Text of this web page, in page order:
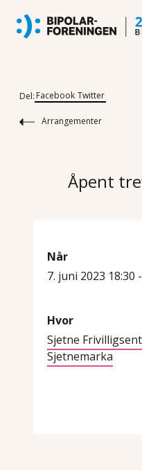
Del: Facebook Twitter
Arrangementer
Åpent
Når
7. juni 2023 18:30
Hvor
Sjetne
Sjetnemarka